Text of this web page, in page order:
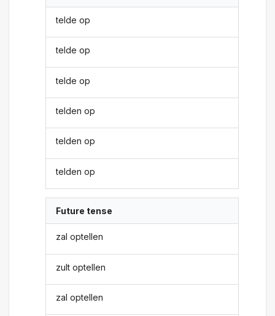
telde op
telde op
telde op
telden op
telden op
telden op
Future tense
zal optellen
zult optellen
zal optellen